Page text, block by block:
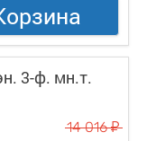
3-ф. мн.т.
14 016у